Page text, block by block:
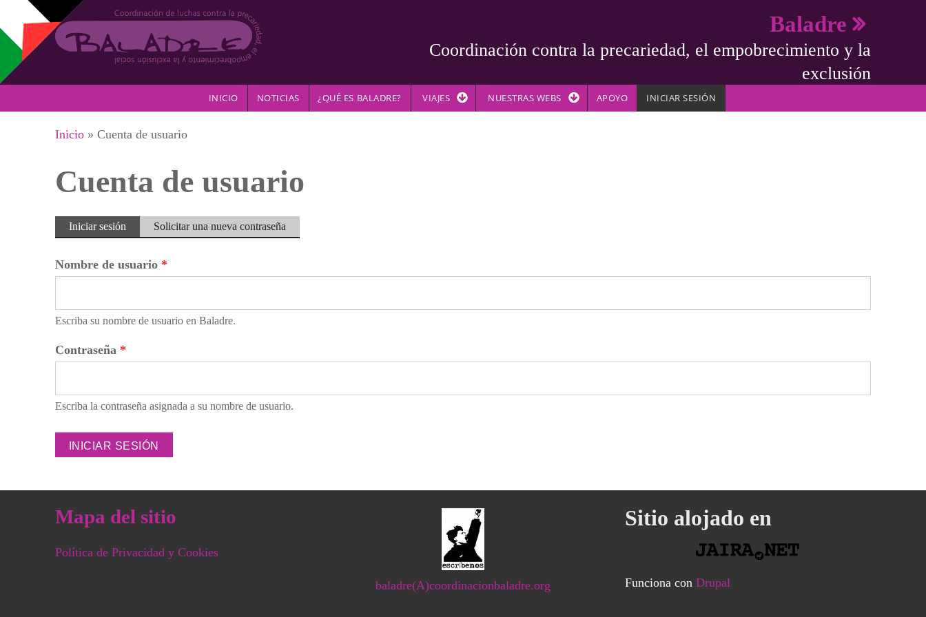
Pasar al contenido principal
Baladre
Coordinación contra la precariedad, el empobrecimiento y la
exclusión
INICIO NOTICIAS ¿QUÉ ES BALADRE? VIAJES NUESTRAS WEBS APOYO INICIAR SESIÓN
Se encuentra usted aquí
Inicio » Cuenta de usuario
Cuenta de usuario
Solapas principales
Iniciar sesión (solapaSolicitar una nueva contraseña
Nombre de usuario *
Escriba su nombre de usuario en Baladre.
Contraseña *
Escriba la contraseña asignada a su nombre de usuario.
Mapa del sitio
Política de Privacidad y Cookies
baladre(A)coordinacionbaladre.org
Sitio alojado en
Funciona con Drupal